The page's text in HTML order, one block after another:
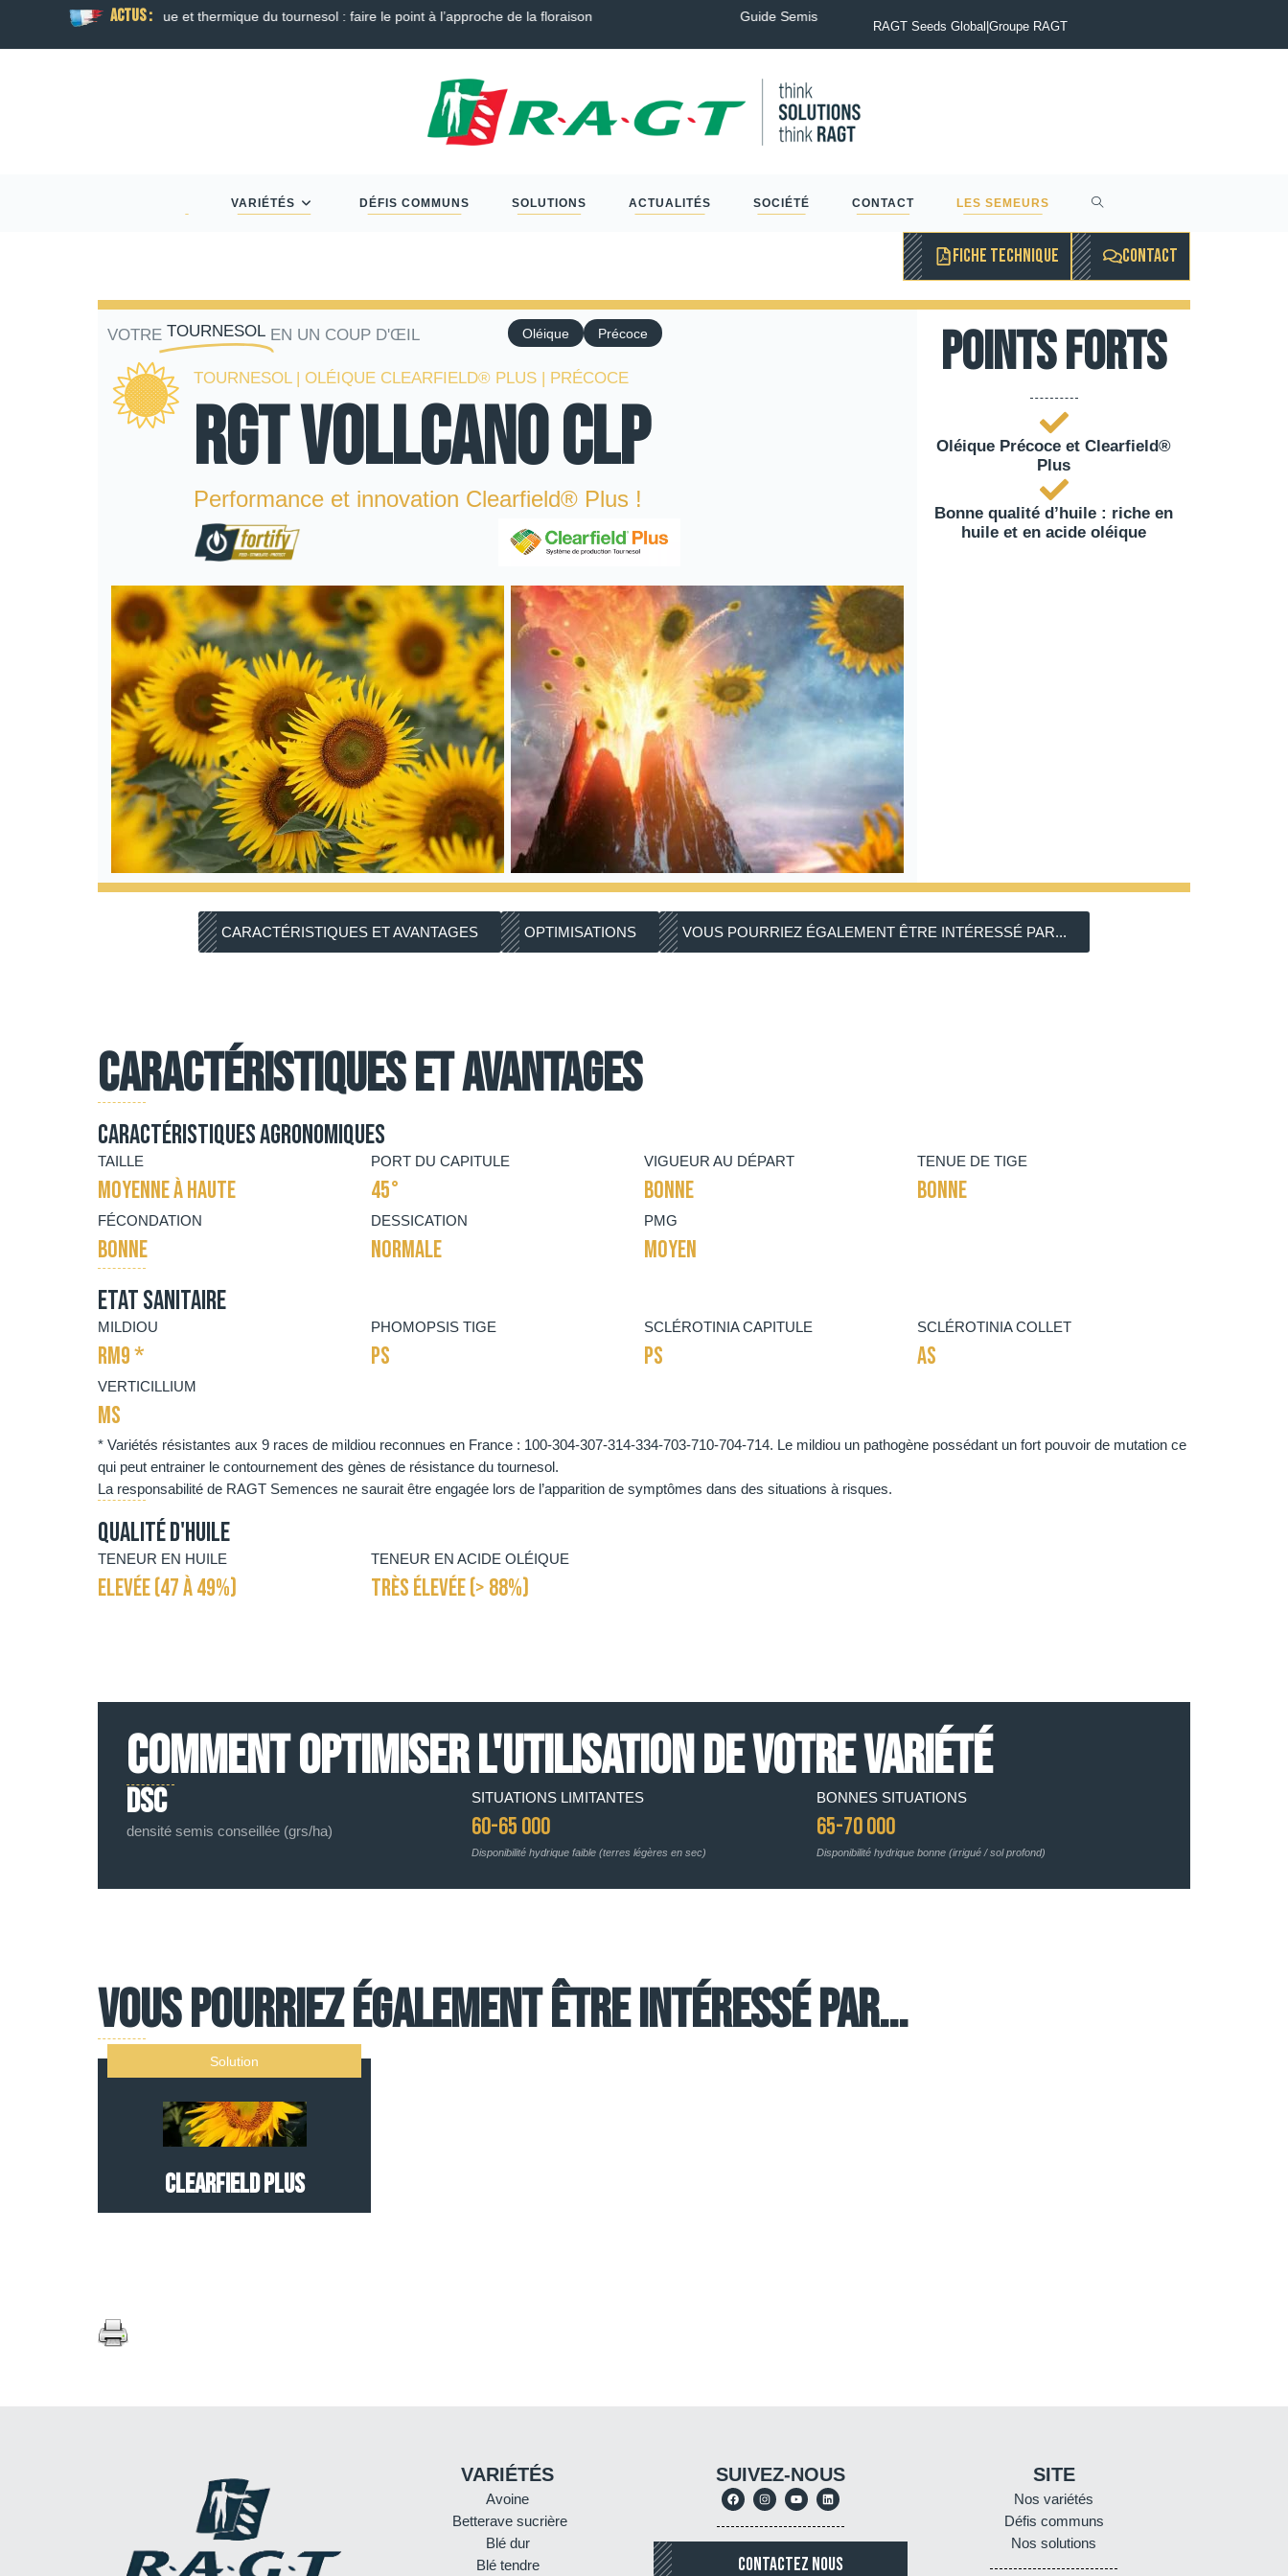
ACTUS : Guide Semis d’Automne 2026 : Colza, Blé Tendre, Couverts, Céréales à paille et Protéagineux…
RAGT Seeds Global|Groupe RAGT
VARIÉTÉS DÉFIS COMMUNS SOLUTIONS ACTUALITÉS SOCIÉTÉ CONTACT LES SEMEURS
FICHE TECHNIQUE CONTACT
VOTRE TOURNESOL EN UN COUP D'ŒIL Oléique Précoce
TOURNESOL | OLÉIQUE CLEARFIELD® PLUS | PRÉCOCE
RGT VOLLCANO CLP
Performance et innovation Clearfield® Plus !
Points forts
Oléique Précoce et Clearfield®
Plus
Bonne qualité d’huile : riche en
huile et en acide oléique
CARACTÉRISTIQUES ET AVANTAGES OPTIMISATIONS VOUS POURRIEZ ÉGALEMENT ÊTRE INTÉRESSÉ PAR...
Caractéristiques et avantages
Caractéristiques agronomiques
TAILLE
MOYENNE À HAUTE
PORT DU CAPITULE
45°
VIGUEUR AU DÉPART
BONNE
TENUE DE TIGE
BONNE
FÉCONDATION
BONNE
DESSICATION
NORMALE
PMG
MOYEN
Etat sanitaire
MILDIOU
RM9 *
PHOMOPSIS TIGE
PS
SCLÉROTINIA CAPITULE
PS
SCLÉROTINIA COLLET
AS
VERTICILLIUM
MS
* Variétés résistantes aux 9 races de mildiou reconnues en France : 100-304-307-314-334-703-710-704-714. Le mildiou un pathogène possédant un fort pouvoir de mutation ce
qui peut entrainer le contournement des gènes de résistance du tournesol.
La responsabilité de RAGT Semences ne saurait être engagée lors de l’apparition de symptômes dans des situations à risques.
Qualité d'huile
TENEUR EN HUILE
ELEVÉE (47 À 49%)
TENEUR EN ACIDE OLÉIQUE
TRÈS ÉLEVÉE (> 88%)
COMMENT OPTIMISER L'UTILISATION DE VOTRE VARIÉTÉ
DSC
densité semis conseillée (grs/ha)
SITUATIONS LIMITANTES
60-65 000
Disponibilité hydrique faible (terres légères en sec)
BONNES SITUATIONS
65-70 000
Disponibilité hydrique bonne (irrigué / sol profond)
Vous pourriez également être intéressé par...
Solution
Clearfield Plus
VARIÉTÉS
Avoine
Betterave sucrière
Blé dur
Blé tendre
SUIVEZ-NOUS
CONTACTEZ NOUS
SITE
Nos variétés
Défis communs
Nos solutions